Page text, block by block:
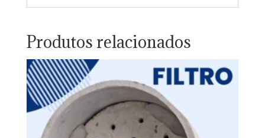
Produtos relacionados